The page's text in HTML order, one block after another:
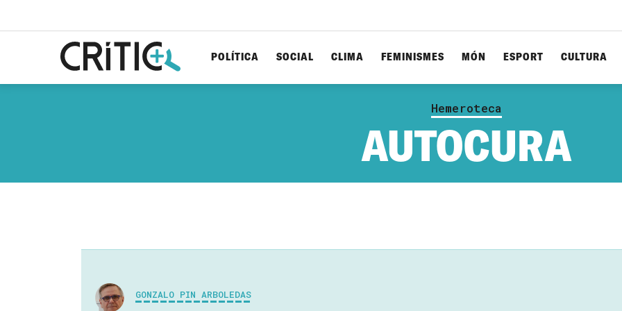
POLÍTICA SOCIAL CLIMA FEMINISMES MÓN ESPORT CULTURA
Hemeroteca
AUTOCURA
GONZALO PIN ARBOLEDAS